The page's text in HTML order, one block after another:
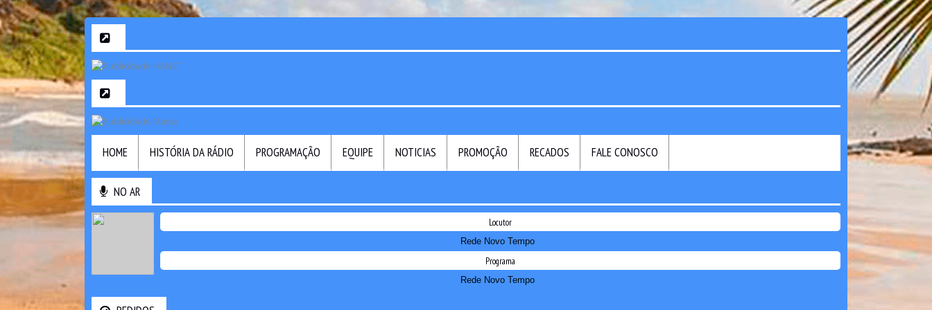
HOME HISTÓRIA DA RÁDIO PROGRAMAÇÃO EQUIPE NOTICIAS PROMOÇÃO RECADOS FALE CONOSCO
NO AR
Locutor
Rede Novo Tempo
Programa
Rede Novo Tempo